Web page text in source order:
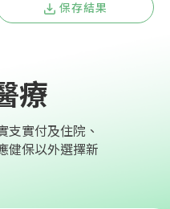
保存結果
療
支實付及住院、
健保以外選擇新